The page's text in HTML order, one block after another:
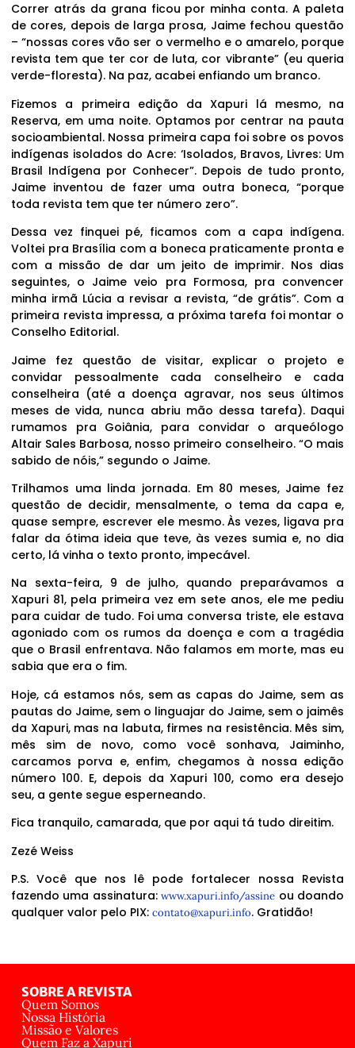
Correr atrás da grana ficou por minha conta. A paleta
de cores, depois de larga prosa, Jaime fechou questão
– “nossas cores vão ser o vermelho e o amarelo, porque
revista tem que ter cor de luta, cor vibrante” (eu queria
verde-floresta). Na paz, acabei enfiando um branco.
Fizemos a primeira edição da Xapuri lá mesmo, na
Reserva, em uma noite. Optamos por centrar na pauta
socioambiental. Nossa primeira capa foi sobre os povos
indígenas isolados do Acre: ‘Isolados, Bravos, Livres: Um
Brasil Indígena por Conhecer”. Depois de tudo pronto,
Jaime inventou de fazer uma outra boneca, “porque
toda revista tem que ter número zero”.
Dessa vez finquei pé, ficamos com a capa indígena.
Voltei pra Brasília com a boneca praticamente pronta e
com a missão de dar um jeito de imprimir. Nos dias
seguintes, o Jaime veio pra Formosa, pra convencer
minha irmã Lúcia a revisar a revista, “de grátis”. Com a
primeira revista impressa, a próxima tarefa foi montar o
Conselho Editorial.
Jaime fez questão de visitar, explicar o projeto e
convidar pessoalmente cada conselheiro e cada
conselheira (até a doença agravar, nos seus últimos
meses de vida, nunca abriu mão dessa tarefa). Daqui
rumamos pra Goiânia, para convidar o arqueólogo
Altair Sales Barbosa, nosso primeiro conselheiro. “O mais
sabido de nóis,” segundo o Jaime.
Trilhamos uma linda jornada. Em 80 meses, Jaime fez
questão de decidir, mensalmente, o tema da capa e,
quase sempre, escrever ele mesmo. Às vezes, ligava pra
falar da ótima ideia que teve, às vezes sumia e, no dia
certo, lá vinha o texto pronto, impecável.
Na sexta-feira, 9 de julho, quando preparávamos a
Xapuri 81, pela primeira vez em sete anos, ele me pediu
para cuidar de tudo. Foi uma conversa triste, ele estava
agoniado com os rumos da doença e com a tragédia
que o Brasil enfrentava. Não falamos em morte, mas eu
sabia que era o fim.
Hoje, cá estamos nós, sem as capas do Jaime, sem as
pautas do Jaime, sem o linguajar do Jaime, sem o jaimês
da Xapuri, mas na labuta, firmes na resistência. Mês sim,
mês sim de novo, como você sonhava, Jaiminho,
carcamos porva e, enfim, chegamos à nossa edição
número 100. E, depois da Xapuri 100, como era desejo
seu, a gente segue esperneando.
Fica tranquilo, camarada, que por aqui tá tudo direitim.
Zezé Weiss
P.S. Você que nos lê pode fortalecer nossa Revista
fazendo uma assinatura:www.xapuri.info/assine ou doando
qualquer valor pelo PIX: contato@xapuri.info. Gratidão!
SOBRE A REVISTA
Quem Somos
Nossa História
Missão e Valores
Quem Faz a Xapuri